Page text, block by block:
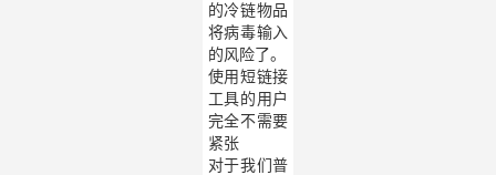
的冷链物品
将病毒输入
的风险了。
使用短链接
工具的用户
完全不需要
紧张
对于我们普